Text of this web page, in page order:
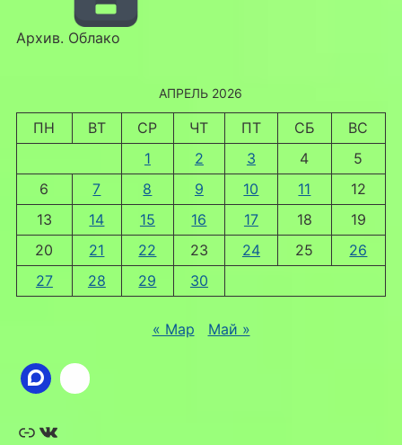
Архив. Облако
АПРЕЛЬ 2026
ПН ВТ СР ЧТ ПТ СБ
ВС
1
2 3 4
5
6
7 8 9 10 11
12
13
14 15 16 17 18
19
20
21 22 23 24 25
26
27
28 29 30
« Мар Май »
Ссылка